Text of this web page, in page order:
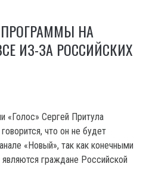
НА
ИЗ-ЗА РОССИЙСКИХ
«Голос» Сергей Притула
что он не будет
«Новый», так как конечными
граждане Российской